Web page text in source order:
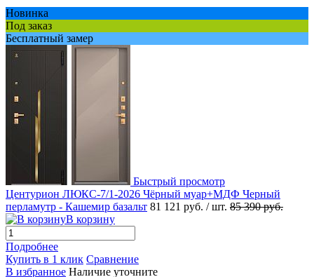
Новинка
Под заказ
Бесплатный замер
Быстрый просмотр
Центурион ЛЮКС-7/1-2026 Чёрный муар+МДФ Черный
перламутр - Кашемир базальт 81 121 руб. / шт. 85 390 руб.
В корзину
Подробнее
Купить в 1 клик Сравнение
В избранное Наличие уточните